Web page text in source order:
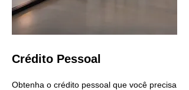
Crédito Pessoal
Obtenha o crédito pessoal que você precisa